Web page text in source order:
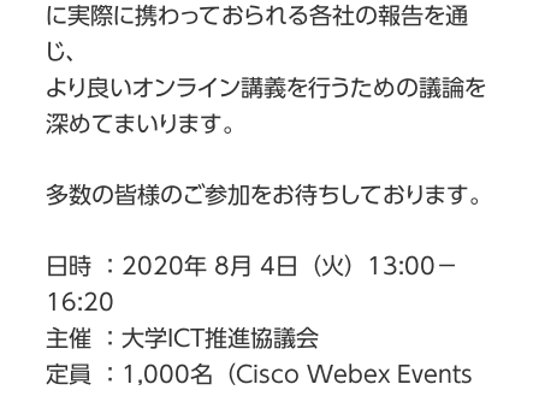
に実際に携わっておられる各社の報告を通
じ、
より良いオンライン講義を行うための議論を
深めてまいります。
多数の皆様のご参加をお待ちしております。
日時 ：2020年 8月 4日（火）13:00－
16:20
主催 ：大学ICT推進協議会
定員 ：1,000名（Cisco Webex Events